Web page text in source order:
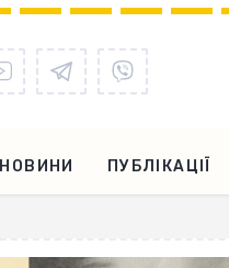
НОВИНИ ПУБЛІКАЦІЇ